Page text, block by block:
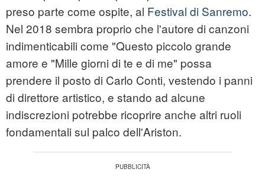
preso parte come ospite, al Festival di Sanremo.
Nel 2018 sembra proprio che l'autore di canzoni
indimenticabili come "Questo piccolo grande
amore e "Mille giorni di te e di me" possa
prendere il posto di Carlo Conti, vestendo i panni
di direttore artistico, e stando ad alcune
indiscrezioni potrebbe ricoprire anche altri ruoli
fondamentali sul palco dell'Ariston.